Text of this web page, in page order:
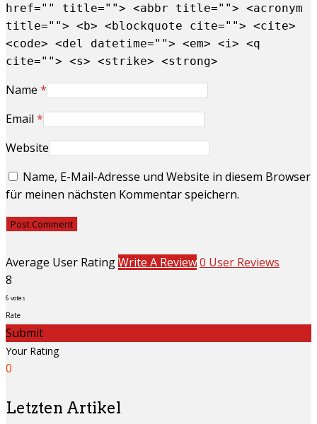
href="" title=""> <abbr title=""> <acronym
title=""> <b> <blockquote cite=""> <cite>
<code> <del datetime=""> <em> <i> <q
cite=""> <s> <strike> <strong>
Name *
Email *
Website
Name, E-Mail-Adresse und Website in diesem Browser
für meinen nächsten Kommentar speichern.
Average User RatingWrite A Review0 User Reviews
8
6 votes
Rate
Submit
Your Rating
0
Letzten Artikel